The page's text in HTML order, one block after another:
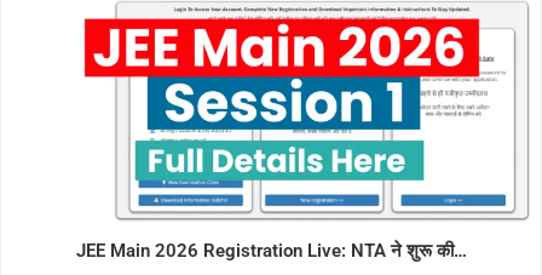
JEE Main 2026 Registration Live: NTA ने शुरू की…